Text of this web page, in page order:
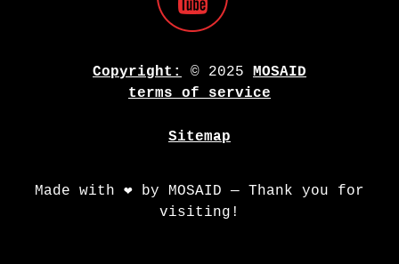
Copyright: © 2025
MOSAID
terms of service
Sitemap
Made with ❤️ by MOSAID — Thank you for
visiting!